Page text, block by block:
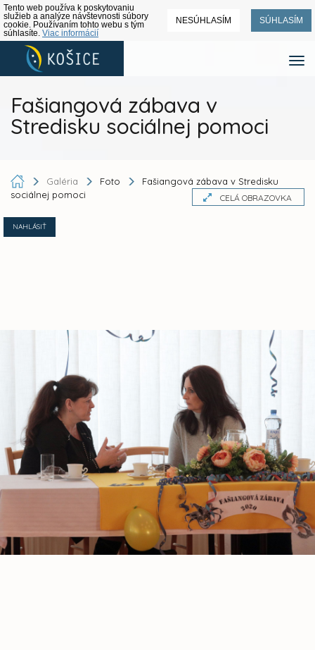
Tento web používa k poskytovaniu
služieb a analýze návštevnosti súbory
cookie. Používaním tohto webu s tým
súhlasíte. Viac informácií
NESÚHLASÍM SÚHLASÍM
Fašiangová zábava v
Stredisku sociálnej pomoci
Galéria Foto
Fašiangová zábava v Stredisku
sociálnej pomoci
CELÁ OBRAZOVKA
NAHLÁSIŤ